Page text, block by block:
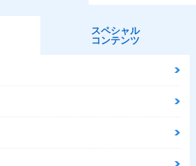
スペシャル
コンテンツ